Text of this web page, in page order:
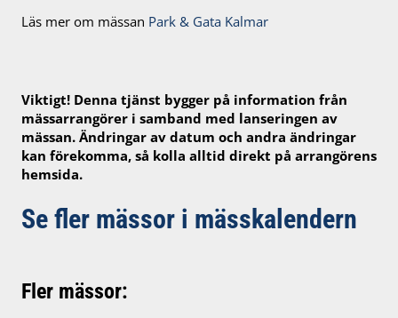
Läs mer om mässan Park & Gata Kalmar
Viktigt! Denna tjänst bygger på information från
mässarrangörer i samband med lanseringen av
mässan. Ändringar av datum och andra ändringar
kan förekomma, så kolla alltid direkt på arrangörens
hemsida.
Se fler mässor i mässkalendern
Fler mässor: